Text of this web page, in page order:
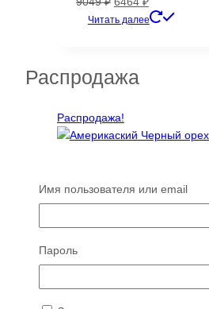
цена
цена:
Читать далее
Распродажа
Распродажа!
Д×Ш×Т: 1070×150-150×35 мм
2486₽ 1740₽
Имя пользователя или email
Пароль